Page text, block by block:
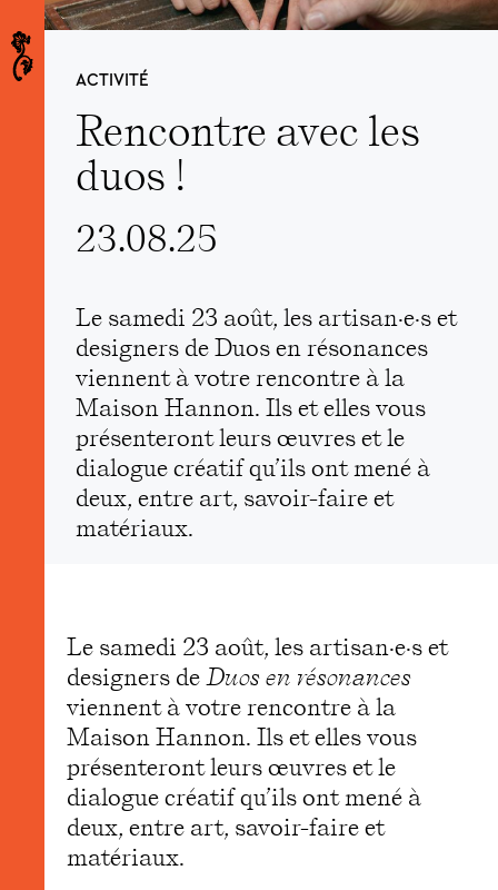
Silvia Cappellari
ACTIVITÉ
Rencontre avec les
duos !
23.08.25
Le samedi 23 août, les artisan·e·s et
designers de Duos en résonances
viennent à votre rencontre à la
Maison Hannon. Ils et elles vous
présenteront leurs œuvres et le
dialogue créatif qu’ils ont mené à
deux, entre art, savoir-faire et
matériaux.
Le samedi 23 août, les artisan·e·s et
designers deDuos en résonances
viennent à votre rencontre à la
Maison Hannon. Ils et elles vous
présenteront leurs œuvres et le
dialogue créatif qu’ils ont mené à
deux, entre art, savoir-faire et
matériaux.